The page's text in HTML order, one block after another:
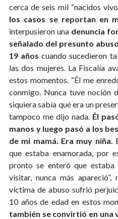
cerca de seis mil “nacidos
los casos se reportan en
interpusieron una denuncia
señalado del presunto
19 años cuando sucedieron
las dos mujeres. La Fiscalía
estos momentos. “Él me
conmigo. Nunca tuve noción
siquiera sabía qué era un
tampoco me dijo nada. Él
manos y luego pasó a los
de mi mamá. Era muy niña.
que estaba enamorada, por
pronto se enteró que
visitar, nunca más
víctima de abuso sufrió
10 años de edad en estos
también se convirtió en una